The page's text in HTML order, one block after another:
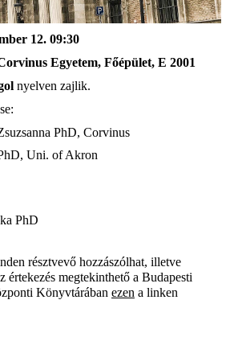
12. 09:30
Egyetem, Főépület, E 2001
nyelven zajlik.
PhD, Corvinus
Uni. of Akron
PhD
résztvevő hozzászólhat, illetve
értekezés megtekinthető a Budapesti
Könyvtárában ezen a linken